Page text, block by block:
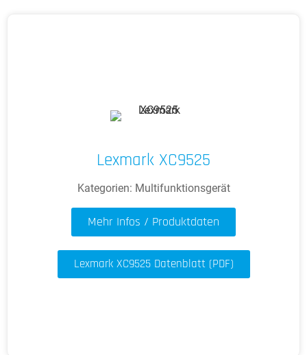
Lexmark XC9525
Kategorien: Multifunktionsgerät
Mehr Infos / Produktdaten
Lexmark XC9525 Datenblatt (PDF)